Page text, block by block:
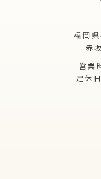
福岡
赤
営
定休